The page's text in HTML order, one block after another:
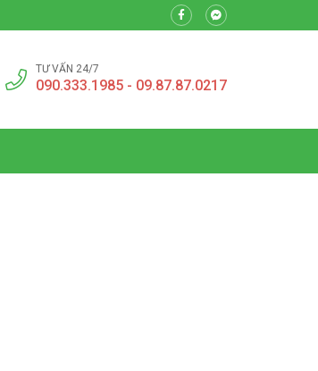
TƯ VẤN 24/7
090.333.1985 - 09.87.87.0217